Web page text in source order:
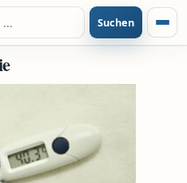
Suchen